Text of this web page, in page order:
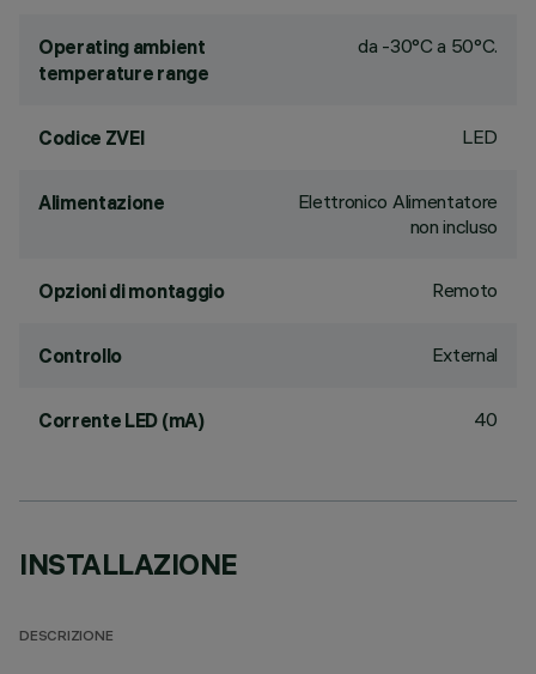
Operating ambient
temperature range
da -30°C a 50°C.
Codice ZVEI LED
Alimentazione
Elettronico Alimentatore
non incluso
Opzioni di montaggio Remoto
Controllo External
Corrente LED (mA) 40
INSTALLAZIONE
DESCRIZIONE